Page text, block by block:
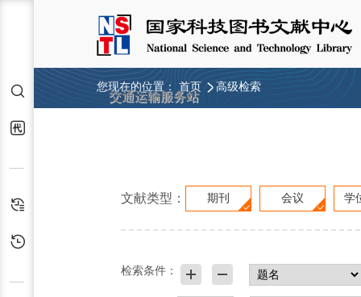
交通运输服务站
您现在的位置： 首页 高级检索
文献类型： 期刊 会议 学
检索条件：